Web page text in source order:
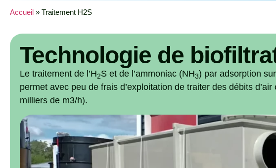
Accueil » Traitement H2S
Technologie de
Le traitement de l’H2S et de l’ammoniac (NH3) par adsorption
permet avec peu de frais d’exploitation de traiter des débits d’air
milliers de m3/h).